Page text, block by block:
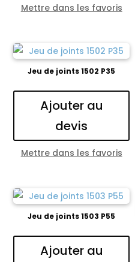
Mettre dans les favoris
Jeu de joints 1502 P35
Ajouter au
devis
Mettre dans les favoris
Jeu de joints 1503 P55
Ajouter au